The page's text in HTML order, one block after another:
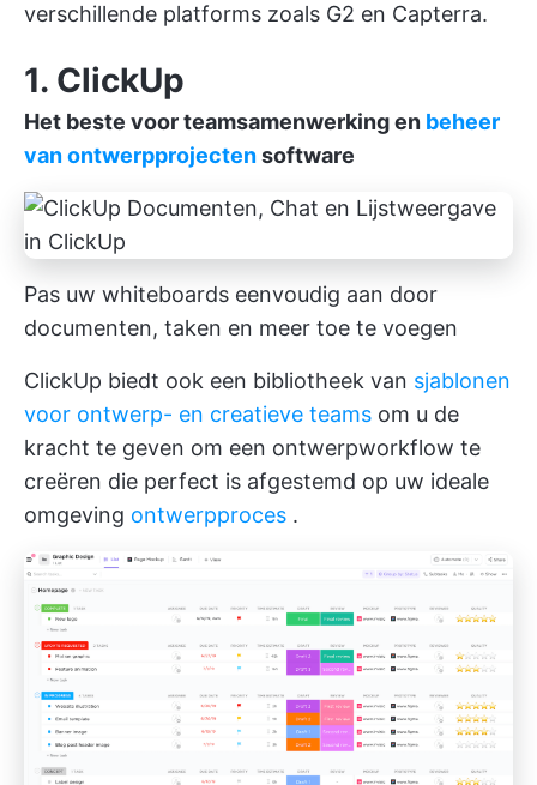
verschillende platforms zoals G2 en Capterra.
1. ClickUp
Het beste voor teamsamenwerking en beheer
van ontwerpprojectensoftware
Pas uw whiteboards eenvoudig aan door
documenten, taken en meer toe te voegen
ClickUp biedt ook een bibliotheek van sjablonen
voor ontwerp- en creatieve teams om u de
kracht te geven om een ontwerpworkflow te
creëren die perfect is afgestemd op uw ideale
omgeving ontwerpproces .